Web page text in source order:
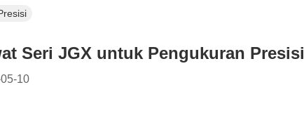
Seri JGX untuk Pengukuran Presisi
10